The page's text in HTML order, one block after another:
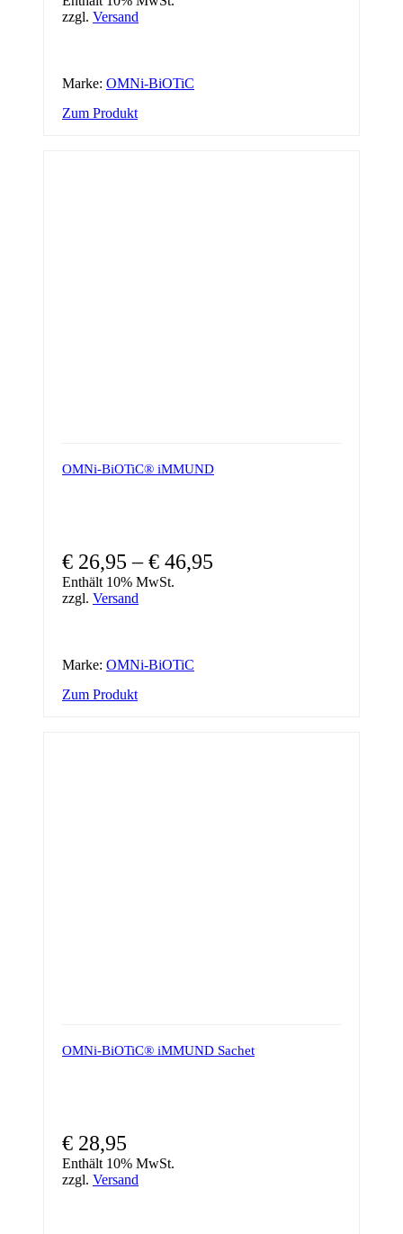
zzgl. Versand
Marke: OMNi-BiOTiC
Zum Produkt
OMNi-BiOTiC® iMMUND
€ 26,95 –€ 46,95
Enthält 10% MwSt.
zzgl. Versand
Marke: OMNi-BiOTiC
Zum ProduktDieses
OMNi-BiOTiC® iMMUND Sachet
€ 28,95
Enthält 10% MwSt.
zzgl. Versand